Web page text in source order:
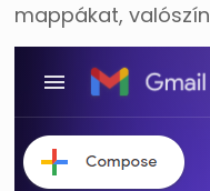
mappákat,